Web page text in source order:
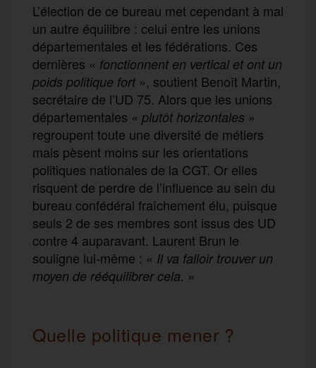
L’élection de ce bureau met cependant à mal
un autre équilibre : celui entre les unions
départementales et les fédérations. Ces
dernières « fonctionnent en vertical et ont un
poids politique fort», soutient Benoît Martin,
secrétaire de l’UD 75. Alors que les unions
départementales « plutôt horizontales »
regroupent toute une diversité de métiers
mais pèsent moins sur les orientations
politiques nationales de la CGT. Or elles
risquent de perdre de l’influence au sein du
bureau confédéral fraîchement élu, puisque
seuls 2 de ses membres sont issus des UD
contre 4 auparavant. Laurent Brun le
souligne lui-même : « Il va falloir trouver un
moyen de rééquilibrer cela. »
Quelle politique mener ?